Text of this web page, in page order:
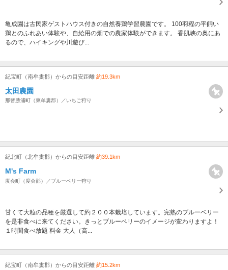
亀成園は古民家ゲストハウス付きの自然養鶏学習農園です。 100羽程の平飼い
鶏とのふれあい体験や、自給用の畑での農家体験ができます。 香肌峡の奥にあ
るので、ハイキングや川遊び...
紀宝町（南牟婁郡）からの目安距離 約19.3km
太田農園
那智勝浦町（東牟婁郡）／いちご狩り
紀北町（北牟婁郡）からの目安距離 約39.1km
M's Farm
度会町（度会郡）／ブルーベリー狩り
甘くて大粒の品種を厳選して約２００本栽培しています。完熟のブルーベリー
を是非食べに来てください。きっとブルーベリーのイメージが変わりますよ！
１時間食べ放題 料金 大人（高...
紀宝町（南牟婁郡）からの目安距離 約15.2km